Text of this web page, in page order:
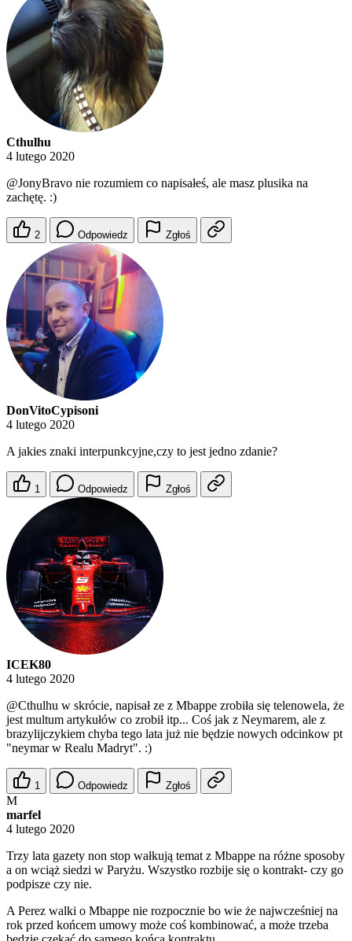
Cthulhu
4 lutego 2020
@JonyBravo nie rozumiem co napisałeś, ale masz plusika na
zachętę. :)
2 Odpowiedz Zgłoś
DonVitoCypisoni
4 lutego 2020
A jakies znaki interpunkcyjne,czy to jest jedno zdanie?
1 Odpowiedz Zgłoś
ICEK80
4 lutego 2020
@Cthulhu w skrócie, napisał ze z Mbappe zrobiła się telenowela, że
jest multum artykułów co zrobił itp... Coś jak z Neymarem, ale z
brazylijczykiem chyba tego lata już nie będzie nowych odcinkow pt
"neymar w Realu Madryt". :)
1 Odpowiedz Zgłoś
M
marfel
4 lutego 2020
Trzy lata gazety non stop wałkują temat z Mbappe na różne sposoby
a on wciąż siedzi w Paryżu. Wszystko rozbije się o kontrakt- czy go
podpisze czy nie.
A Perez walki o Mbappe nie rozpocznie bo wie że najwcześniej na
rok przed końcem umowy może coś kombinować, a może trzeba